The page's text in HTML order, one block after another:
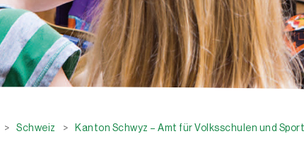
> Schweiz > Kanton Schwyz – Amt für Volksschulen und Sport